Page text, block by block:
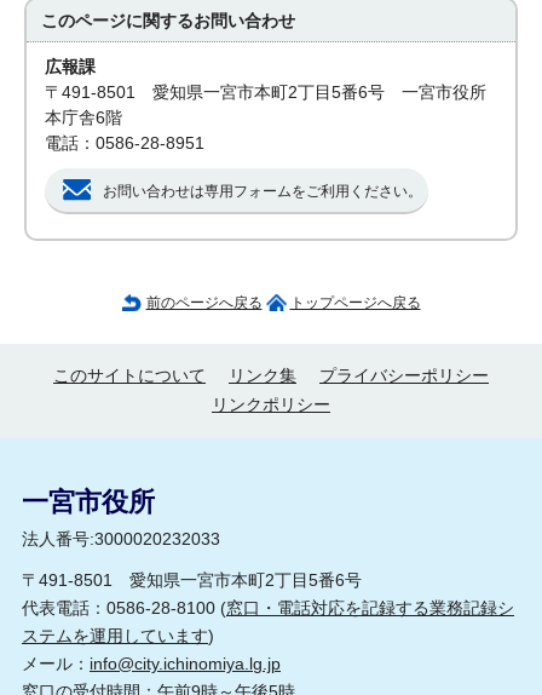
このページに関するお問い合わせ
広報課
〒491-8501 愛知県一宮市本町2丁目5番6号 一宮市役所
本庁舎6階
電話：0586-28-8951
お問い合わせは専用フォームをご利用ください。
前のページへ戻る トップページへ戻る
このサイトについて リンク集
プライバシーポリシー
リンクポリシー
一宮市役所
法人番号:3000020232033
〒491-8501 愛知県一宮市本町2丁目5番6号
代表電話：0586-28-8100 (窓口・電話対応を記録する業務記録シ
ステムを運用しています)
メール： info@city.ichinomiya.lg.jp